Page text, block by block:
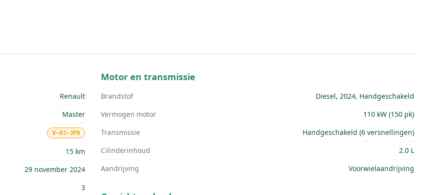
Renault
Master
V-03-JPH
15 km
29 november 2024
3
Motor en transmissie
Brandstof
Diesel, 2024, Handgeschakeld
Vermogen motor
110 kW (150 pk)
Transmissie
Handgeschakeld (6 versnellingen)
Cilinderinhoud
2.0 L
Aandrijving
Voorwielaandrijving